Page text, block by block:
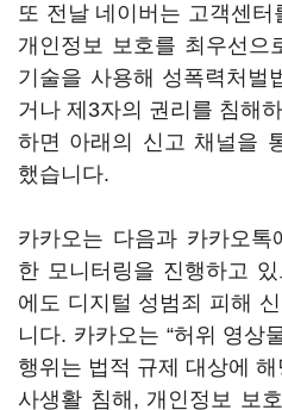
또 전날 네이버는 고객센터
개인정보 보호를 최우선으
기술을 사용해 성폭력처벌
거나 제3자의 권리를 침해
하면 아래의 신고 채널을
했습니다.
카카오는 다음과 카카오
한 모니터링을 진행하고
에도 디지털 성범죄 피해
니다. 카카오는 “허위 영상
행위는 법적 규제 대상에
사생활 침해, 개인정보 보